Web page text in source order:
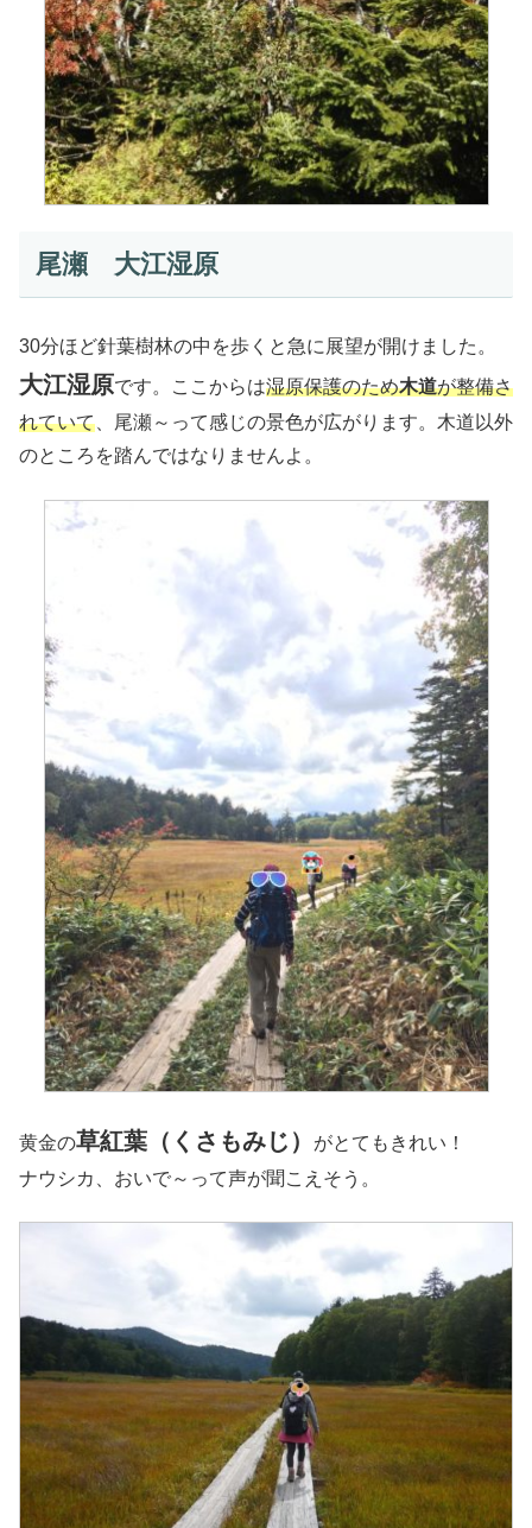
尾瀬 大江湿原
30分ほど針葉樹林の中を歩くと急に展望が開けました。
大江湿原です。ここからは湿原保護のため木道が整備さ
れていて、尾瀬～って感じの景色が広がります。木道以外
のところを踏んではなりませんよ。
黄金の草紅葉（くさもみじ）
がとてもきれい！
ナウシカ、おいで～って声が聞こえそう。